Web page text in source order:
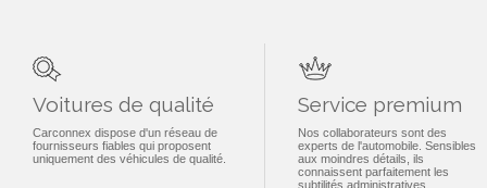
Voitures de qualité
Carconnex dispose d'un réseau de
fournisseurs fiables qui proposent
uniquement des véhicules de qualité.
Service premium
Nos collaborateurs sont des
experts de l'automobile. Sensibles
aux moindres détails, ils
connaissent parfaitement les
subtilités administratives.